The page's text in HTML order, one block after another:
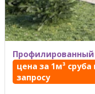
Профилированный
цена за 1м³ сруба
запросу